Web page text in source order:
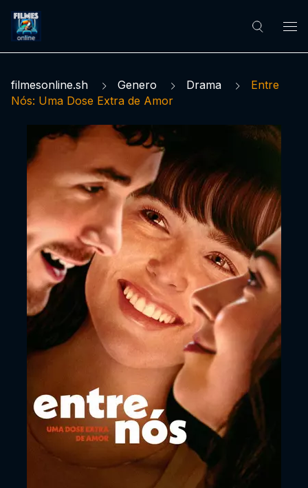
filmesonline.sh Genero Drama
Entre
Nós: Uma Dose Extra de Amor